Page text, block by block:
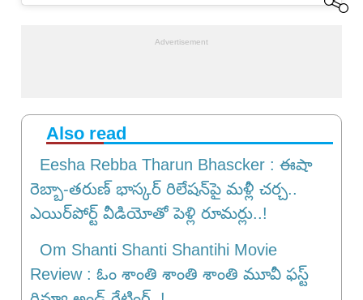
Also read
Eesha Rebba Tharun Bhascker : ఈషా
రెబ్బా-తరుణ్ భాస్కర్ రిలేషన్‌పై మళ్లీ చర్చ..
ఎయిర్‌పోర్ట్ వీడియోతో పెళ్లి రూమ‌ర్లు..!
Om Shanti Shanti Shantihi Movie
Review : ఓం శాంతి శాంతి శాంతి మూవీ ఫ‌స్ట్